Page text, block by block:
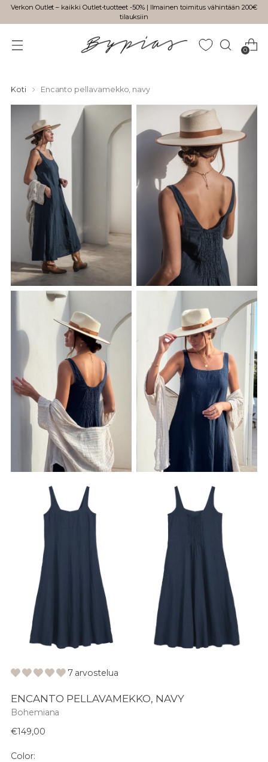
Verkon Outlet – kaikki Outlet-tuotteet -50% | Ilmainen toimitus vähintään 200€
tilauksiin
0
Koti Encanto pellavamekko, navy
7 arvostelua
ENCANTO PELLAVAMEKKO, NAVY
Bohemiana
Normaali
€149,00
Color: